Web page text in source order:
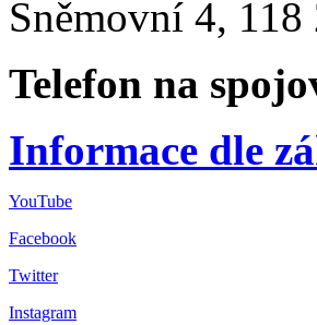
Sněmovní 4, 118
Telefon na
Informace dle
YouTube
Facebook
Twitter
Instagram